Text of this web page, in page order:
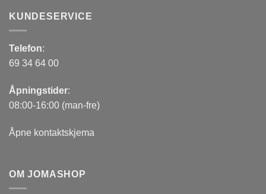
KUNDESERVICE
Telefon:
69 34 64 00
Åpningstider:
08:00-16:00 (man-fre)
Åpne kontaktskjema
OM JOMASHOP